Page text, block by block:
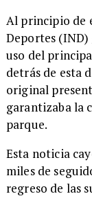
Al principio de
Deportes
uso del
detrás de esta
original
garantizaba la
parque.
Esta noticia
miles de
regreso de las